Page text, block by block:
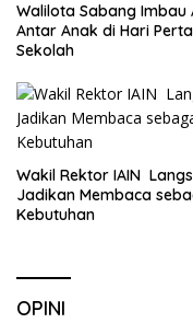
Walilota Sabang Imbau
Antar Anak di Hari
Sekolah
Wakil Rektor IAIN
Jadikan Membaca
Kebutuhan
OPINI